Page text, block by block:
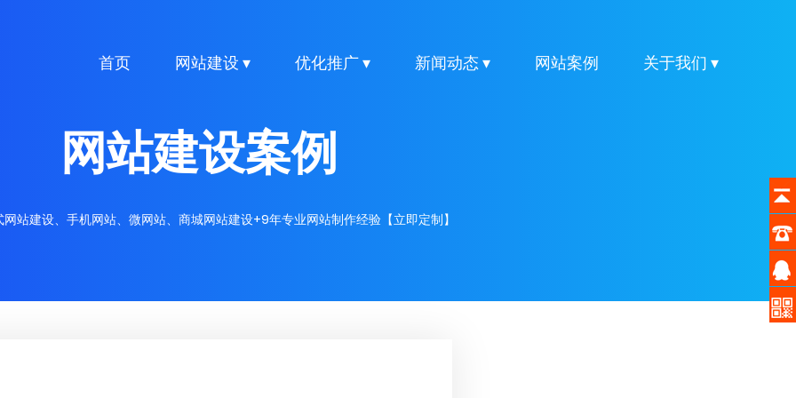
首页 网站建设 ▾ 优化推广 ▾ 新闻动态 ▾ 网站案例 关于我们 ▾
网站建设案例
站建设、手机网站、微网站、商城网站建设+9年专业网站制作经验【立即定制】